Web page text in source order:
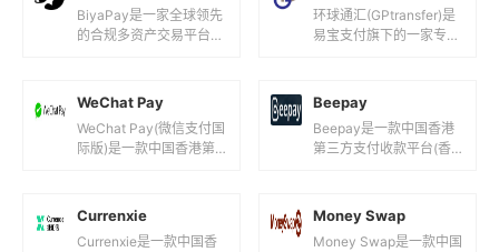
BiyaPay是一家全球领先
的合规多资产交易平台，
台支持国际汇款、美港股
环球通汇(GPtransfer)是
易宝支付旗下的一家专注
客户提供便捷、高效、...
WeChat Pay
WeChat Pay(微信支付国
际版)是一款中国香港第
持港元, 新台币,美元...
Beepay
Beepay是一款中国香港
第三方支付收款平台(香
等国际主流货币之间的电
Currenxie
Currenxie是一款中国香
Money Swap
Money Swap是一款中国